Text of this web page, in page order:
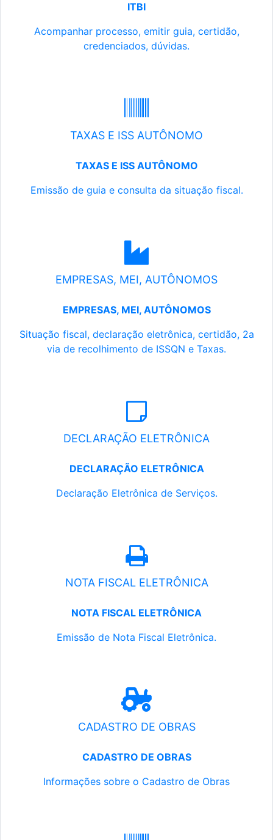
ITBI
Acompanhar processo, emitir guia, certidão,
credenciados, dúvidas.
TAXAS E ISS AUTÔNOMO
TAXAS E ISS AUTÔNOMO
Emissão de guia e consulta da situação fiscal.
EMPRESAS, MEI, AUTÔNOMOS
EMPRESAS, MEI, AUTÔNOMOS
Situação fiscal, declaração eletrônica, certidão, 2a
via de recolhimento de ISSQN e Taxas.
DECLARAÇÃO ELETRÔNICA
DECLARAÇÃO ELETRÔNICA
Declaração Eletrônica de Serviços.
NOTA FISCAL ELETRÔNICA
NOTA FISCAL ELETRÔNICA
Emissão de Nota Fiscal Eletrônica.
CADASTRO DE OBRAS
CADASTRO DE OBRAS
Informações sobre o Cadastro de Obras